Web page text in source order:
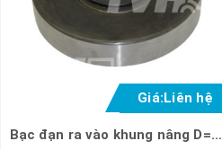
Giá:Liên hệ
Bạc đạn ra vào khung nâng D=110mm